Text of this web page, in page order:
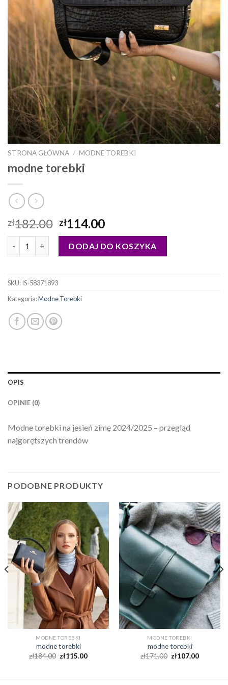
STRONA GŁÓWNA / MODNE TOREBKI
modne torebki
zł182.00 zł114.00
DODAJ DO KOSZYKA
SKU:IS-58371893
Kategoria:Modne Torebki
OPIS
OPINIE (0)
Modne torebki na jesień zimę 2024/2025 – przegląd
najgorętszych trendów
PODOBNE PRODUKTY
MODNE TOREBKI
modne torebki
zł184.00 zł115.00
MODNE TOREBKI
modne torebki
zł171.00 zł107.00